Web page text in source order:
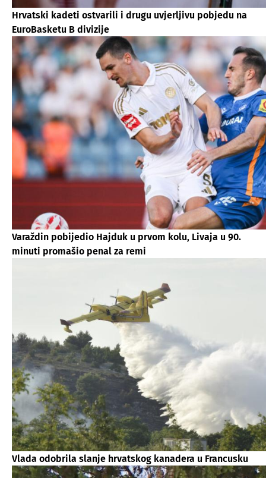
Hrvatski kadeti ostvarili i drugu uvjerljivu pobjedu na
EuroBasketu B divizije
Varaždin pobijedio Hajduk u prvom kolu, Livaja u 90.
minuti promašio penal za remi
Vlada odobrila slanje hrvatskog kanadera u Francusku